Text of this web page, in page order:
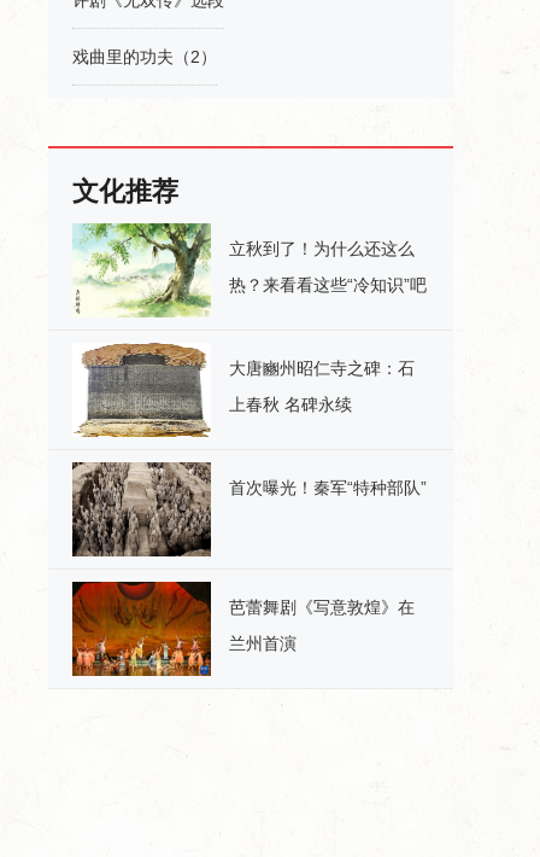
戏曲里的功夫（2）
文化推荐
立秋到了！为什么还这么
热？来看看这些“冷知识”吧
大唐豳州昭仁寺之碑：石
上春秋 名碑永续
首次曝光！秦军“特种部队”
芭蕾舞剧《写意敦煌》在
兰州首演